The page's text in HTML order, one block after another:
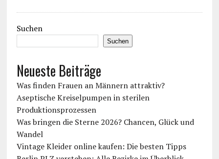
Suchen
Suchen
Neueste Beiträge
Was finden Frauen an Männern attraktiv?
Aseptische Kreiselpumpen in sterilen
Produktionsprozessen
Was bringen die Sterne 2026? Chancen, Glück und
Wandel
Vintage Kleider online kaufen: Die besten Tipps